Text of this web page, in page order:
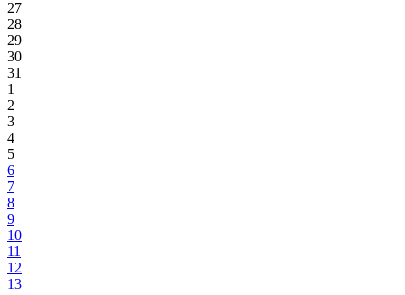
27
28
29
30
31
1
2
3
4
5
6
7
8
9
10
11
12
13